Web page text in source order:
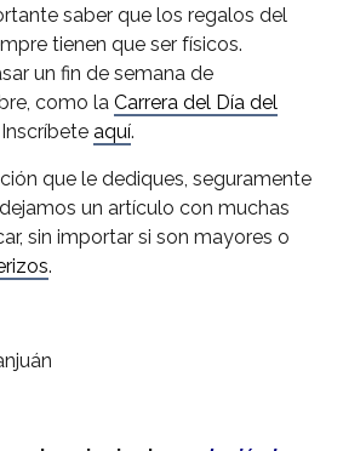
saber que los regalos del
tienen que ser físicos.
un fin de semana de
como la Carrera del Día del
aquí.
que le dediques, seguramente
un artículo con muchas
sin importar si son mayores o
.